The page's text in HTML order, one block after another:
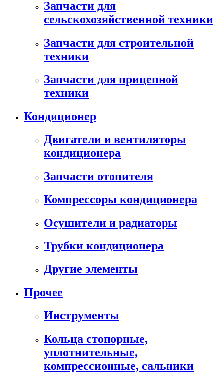
Запчасти для
сельскохозяйственной техники
Запчасти для строительной
техники
Запчасти для прицепной
техники
Кондиционер
Двигатели и вентиляторы
кондиционера
Запчасти отопителя
Компрессоры кондиционера
Осушители и радиаторы
Трубки кондиционера
Другие элементы
Прочее
Инструменты
Кольца стопорные,
уплотнительные,
компрессионные, сальники